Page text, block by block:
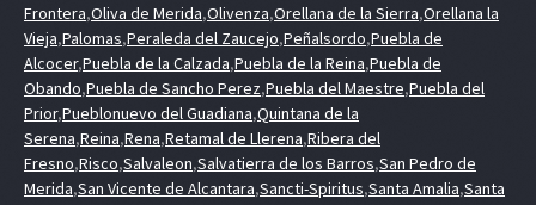
Frontera,Oliva de Merida,Olivenza,Orellana de la Sierra,Orellana la
Vieja,Palomas,Peraleda del Zaucejo,Peñalsordo,Puebla de
Alcocer,Puebla de la Calzada,Puebla de la Reina,Puebla de
Obando,Puebla de Sancho Perez,Puebla del Maestre,Puebla del
Prior,Pueblonuevo del Guadiana,Quintana de la
Serena,Reina,Rena,Retamal de Llerena,Ribera del
Fresno,Risco,Salvaleon,Salvatierra de los Barros,San Pedro de
Merida,San Vicente de Alcantara,Sancti-Spiritus,Santa Amalia,Santa